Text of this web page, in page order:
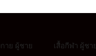
าย ผู้ชาย เสื้อกีฬา ผู้ชาย